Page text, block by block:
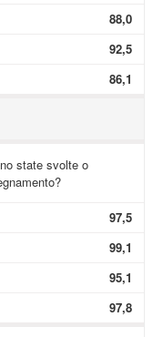
88,0
92,5
86,1
state svolte o
97,5
99,1
95,1
97,8